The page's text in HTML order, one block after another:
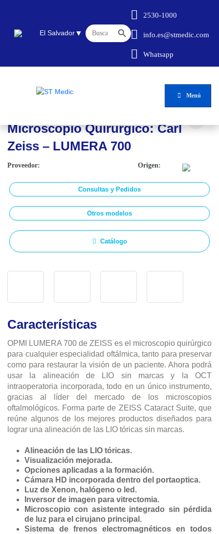
El Salvador▼
Buscar: Botón de búsqueda
2530-1000
info.es@stmedic.com
Whatsapp
Menú
Microscopio Quirúrgico: Carl Zeiss – LUMERA 700
Microscopio Quirúrgico: Carl
Zeiss – LUMERA 700
Proveedor: Origen:
Consultas y Pedidos
Otros modelos
Catálogo
Características
OPMI LUMERA 700 de ZEISS es el microscopio quirúrgico
para cualquier especialidad oftálmica, tanto para preservar
como para restaurar la visión de un paciente. Ahora podrá
usar la alineación de LIO sin marcas y la OCT
intraoperatoria incorporada, todo en un único instrumento,
gracias al líder del mercado de los microscopios
oftalmológicos. Forma parte de ZEISS Cataract Suite, que
reúne algunos de los mejores productos diseñados para
lograr una alineación de las LIO tóricas sin marcas.
Alineación de las LIO tóricas.
Visualización mejorada.
Opciones aplicadas a la formación.
Cámara HD incorporada dentro del portaoptica.
Luz de Xenon, halógeno o led.
Inversor de imagen para vitrectomia.
Microscopio con asistente integrado sin pérdida
de luz para el cirujano principal.
Sistema de frenos electromagnéticos en todos